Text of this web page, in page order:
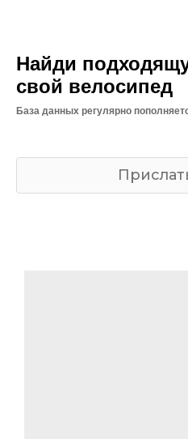
Найди
свой велосипед
База данных регулярно